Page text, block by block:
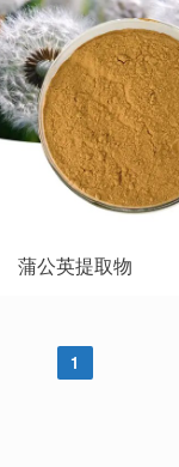
蒲公英提取物
1